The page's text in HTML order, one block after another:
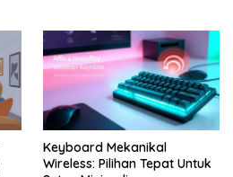
Keyboard Mekanikal
Wireless: Pilihan Tepat Untuk